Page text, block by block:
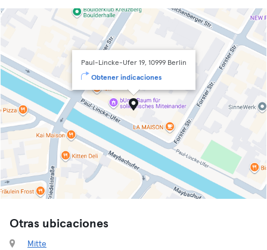
Paul-Lincke-Ufer 19, 10999 Berlin
Obtener indicaciones
Otras ubicaciones
Mitte